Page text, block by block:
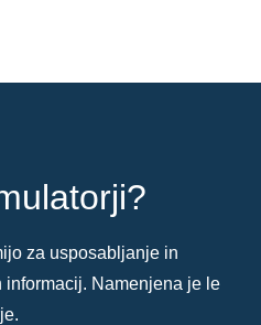
za usposabljanje in
Namenjena je le